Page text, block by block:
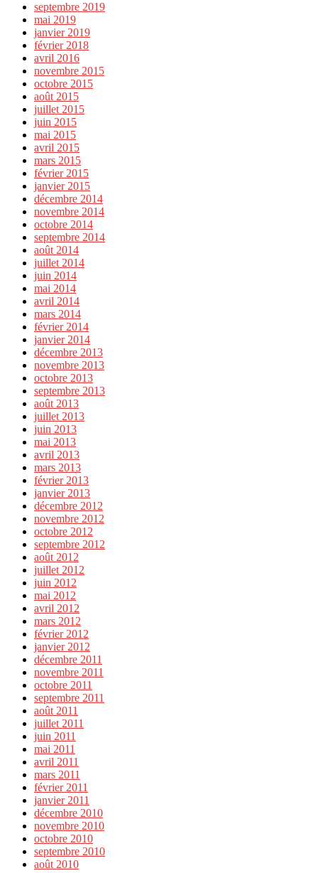
septembre 2019
mai 2019
janvier 2019
février 2018
avril 2016
novembre 2015
octobre 2015
août 2015
juillet 2015
juin 2015
mai 2015
avril 2015
mars 2015
février 2015
janvier 2015
décembre 2014
novembre 2014
octobre 2014
septembre 2014
août 2014
juillet 2014
juin 2014
mai 2014
avril 2014
mars 2014
février 2014
janvier 2014
décembre 2013
novembre 2013
octobre 2013
septembre 2013
août 2013
juillet 2013
juin 2013
mai 2013
avril 2013
mars 2013
février 2013
janvier 2013
décembre 2012
novembre 2012
octobre 2012
septembre 2012
août 2012
juillet 2012
juin 2012
mai 2012
avril 2012
mars 2012
février 2012
janvier 2012
décembre 2011
novembre 2011
octobre 2011
septembre 2011
août 2011
juillet 2011
juin 2011
mai 2011
avril 2011
mars 2011
février 2011
janvier 2011
décembre 2010
novembre 2010
octobre 2010
septembre 2010
août 2010